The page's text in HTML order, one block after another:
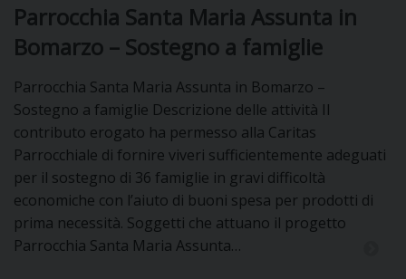
Parrocchia Santa Maria Assunta in
Bomarzo – Sostegno a famiglie
Parrocchia Santa Maria Assunta in Bomarzo –
Sostegno a famiglie Descrizione delle attività Il
contributo erogato ha permesso alla Caritas
Parrocchiale di fornire viveri sufficientemente adeguati
per il sostegno di 36 famiglie in gravi difficoltà
economiche con l’aiuto di buoni spesa per prodotti di
prima necessità. Soggetti che attuano il progetto
Parrocchia Santa Maria Assunta…